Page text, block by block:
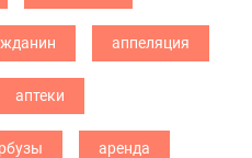
аппеляция
аптеки
аренда